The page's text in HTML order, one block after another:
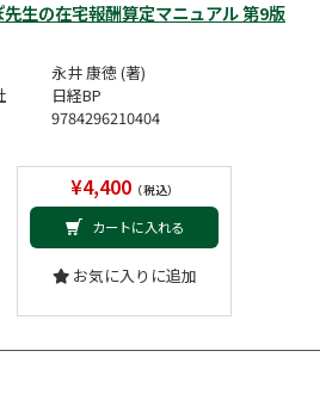
先生の在宅報酬算定マニュアル 第9版
永井 康徳 (著)
日経BP
9784296210404
¥4,400（税込）
カートに入れる
お気に入りに追加